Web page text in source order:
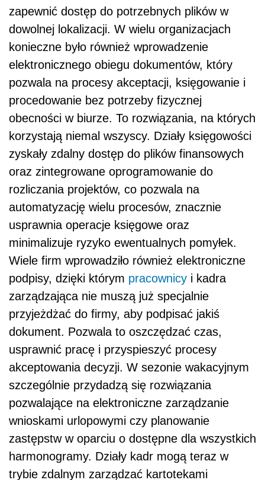
zapewnić dostęp do potrzebnych plików w
dowolnej lokalizacji. W wielu organizacjach
konieczne było również wprowadzenie
elektronicznego obiegu dokumentów, który
pozwala na procesy akceptacji, księgowanie i
procedowanie bez potrzeby fizycznej
obecności w biurze. To rozwiązania, na których
korzystają niemal wszyscy. Działy księgowości
zyskały zdalny dostęp do plików finansowych
oraz zintegrowane oprogramowanie do
rozliczania projektów, co pozwala na
automatyzację wielu procesów, znacznie
usprawnia operacje księgowe oraz
minimalizuje ryzyko ewentualnych pomyłek.
Wiele firm wprowadziło również elektroniczne
podpisy, dzięki którym pracownicy i kadra
zarządzająca nie muszą już specjalnie
przyjeżdżać do firmy, aby podpisać jakiś
dokument. Pozwala to oszczędzać czas,
usprawnić pracę i przyspieszyć procesy
akceptowania decyzji. W sezonie wakacyjnym
szczególnie przydadzą się rozwiązania
pozwalające na elektroniczne zarządzanie
wnioskami urlopowymi czy planowanie
zastępstw w oparciu o dostępne dla wszystkich
harmonogramy. Działy kadr mogą teraz w
trybie zdalnym zarządzać kartotekami